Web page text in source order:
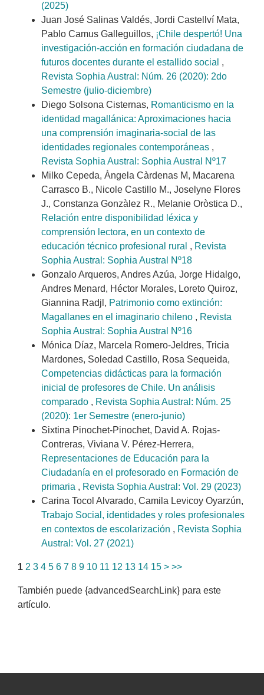
(2025)
Juan José Salinas Valdés, Jordi Castellví Mata,
Pablo Camus Galleguillos, ¡Chile despertó! Una
investigación-acción en formación ciudadana de
futuros docentes durante el estallido social ,
Revista Sophia Austral: Núm. 26 (2020): 2do
Semestre (julio-diciembre)
Diego Solsona Cisternas, Romanticismo en la
identidad magallánica: Aproximaciones hacia
una comprensión imaginaria-social de las
identidades regionales contemporáneas ,
Revista Sophia Austral: Sophia Austral Nº17
Milko Cepeda, Àngela Càrdenas M, Macarena
Carrasco B., Nicole Castillo M., Joselyne Flores
J., Constanza Gonzàlez R., Melanie Oròstica D.,
Relación entre disponibilidad léxica y
comprensión lectora, en un contexto de
educación técnico profesional rural , Revista
Sophia Austral: Sophia Austral Nº18
Gonzalo Arqueros, Andres Azúa, Jorge Hidalgo,
Andres Menard, Héctor Morales, Loreto Quiroz,
Giannina Radjl, Patrimonio como extinción:
Magallanes en el imaginario chileno , Revista
Sophia Austral: Sophia Austral Nº16
Mónica Díaz, Marcela Romero-Jeldres, Tricia
Mardones, Soledad Castillo, Rosa Sequeida,
Competencias didácticas para la formación
inicial de profesores de Chile. Un análisis
comparado , Revista Sophia Austral: Núm. 25
(2020): 1er Semestre (enero-junio)
Sixtina Pinochet-Pinochet, David A. Rojas-
Contreras, Viviana V. Pérez-Herrera,
Representaciones de Educación para la
Ciudadanía en el profesorado en Formación de
primaria , Revista Sophia Austral: Vol. 29 (2023)
Carina Tocol Alvarado, Camila Levicoy Oyarzún,
Trabajo Social, identidades y roles profesionales
en contextos de escolarización , Revista Sophia
Austral: Vol. 27 (2021)
1 2 3 4 5 6 7 8 9 10 11 12 13 14 15 > >>
También puede {advancedSearchLink} para este
artículo.